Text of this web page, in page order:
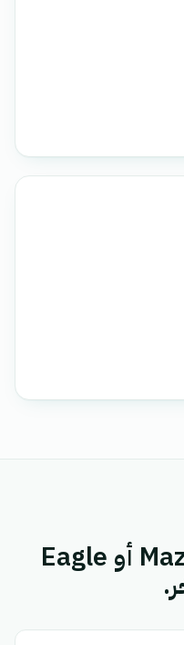
قم بإقران Mazacourses أو Eagle